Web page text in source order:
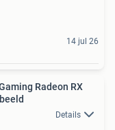
14 jul 26
Radeon RX
Details